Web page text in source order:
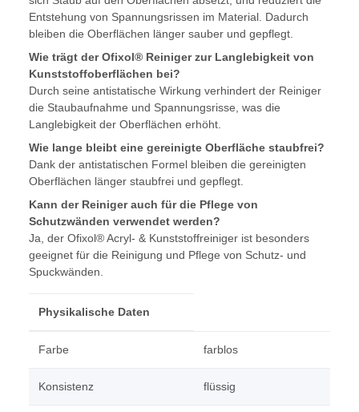
Entstehung von Spannungsrissen im Material. Dadurch
bleiben die Oberflächen länger sauber und gepflegt.
Wie trägt der Ofixol® Reiniger zur Langlebigkeit von
Kunststoffoberflächen bei?
Durch seine antistatische Wirkung verhindert der Reiniger
die Staubaufnahme und Spannungsrisse, was die
Langlebigkeit der Oberflächen erhöht.
Wie lange bleibt eine gereinigte Oberfläche staubfrei?
Dank der antistatischen Formel bleiben die gereinigten
Oberflächen länger staubfrei und gepflegt.
Kann der Reiniger auch für die Pflege von
Schutzwänden verwendet werden?
Ja, der Ofixol® Acryl- & Kunststoffreiniger ist besonders
geeignet für die Reinigung und Pflege von Schutz- und
Spuckwänden.
Physikalische Daten
Farbe farblos
Konsistenz flüssig